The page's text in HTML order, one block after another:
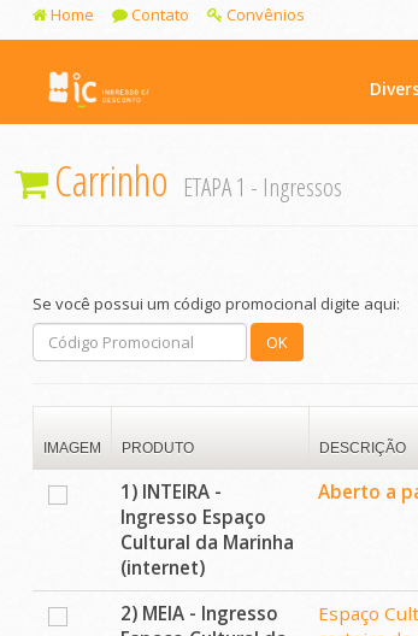
Home Contato Convênios
Carrinho ETAPA 1 - Ingressos
Se você possui um código promocional digite aqui:
OK
IMAGEM PRODUTO DESCRIÇÃO
1) INTEIRA -
Ingresso Espaço
Cultural da Marinha
(internet)
Aberto a
2) MEIA - Ingresso
Espaço